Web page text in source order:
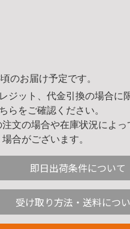
のお届け予定です。
ジット、代金引換の場合に
ら をご確認ください。
文の場合や在庫状況によっ
合がございます。
即日出荷条件について
受け取り方法・送料につ